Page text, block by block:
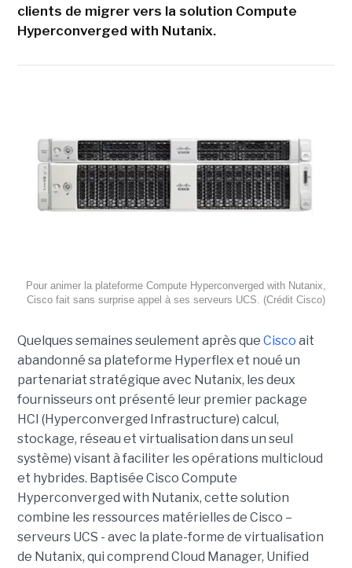
clients de migrer vers la solution Compute
Hyperconverged with Nutanix.
Pour animer la plateforme Compute Hyperconverged with Nutanix,
Cisco fait sans surprise appel à ses serveurs UCS. (Crédit Cisco)
Quelques semaines seulement après que Cisco ait
abandonné sa plateforme Hyperflex et noué un
partenariat stratégique avec Nutanix, les deux
fournisseurs ont présenté leur premier package
HCI (Hyperconverged Infrastructure) calcul,
stockage, réseau et virtualisation dans un seul
système) visant à faciliter les opérations multicloud
et hybrides. Baptisée Cisco Compute
Hyperconverged with Nutanix, cette solution
combine les ressources matérielles de Cisco –
serveurs UCS - avec la plate-forme de virtualisation
de Nutanix, qui comprend Cloud Manager, Unified